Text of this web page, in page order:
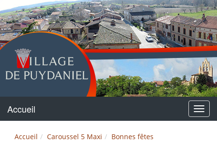
Puydaniel
Menu
Accueil
Accueil Caroussel 5 Maxi Bonnes fêtes